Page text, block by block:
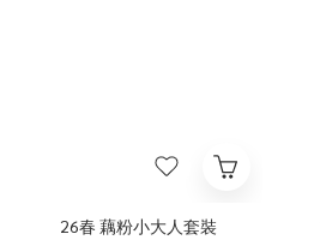
26春 藕粉小大人套裝